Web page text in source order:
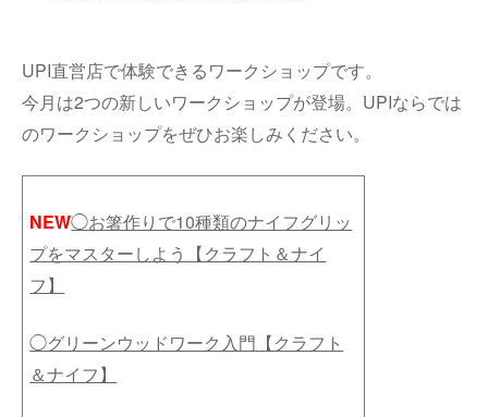
UPI直営店で体験できるワークショップです。
今月は2つの新しいワークショップが登場。UPIならでは
のワークショップをぜひお楽しみください。
NEW◯お箸作りで10種類のナイフグリッ
プをマスターしよう【クラフト＆ナイ
フ】
◯グリーンウッドワーク入門【クラフト
＆ナイフ】